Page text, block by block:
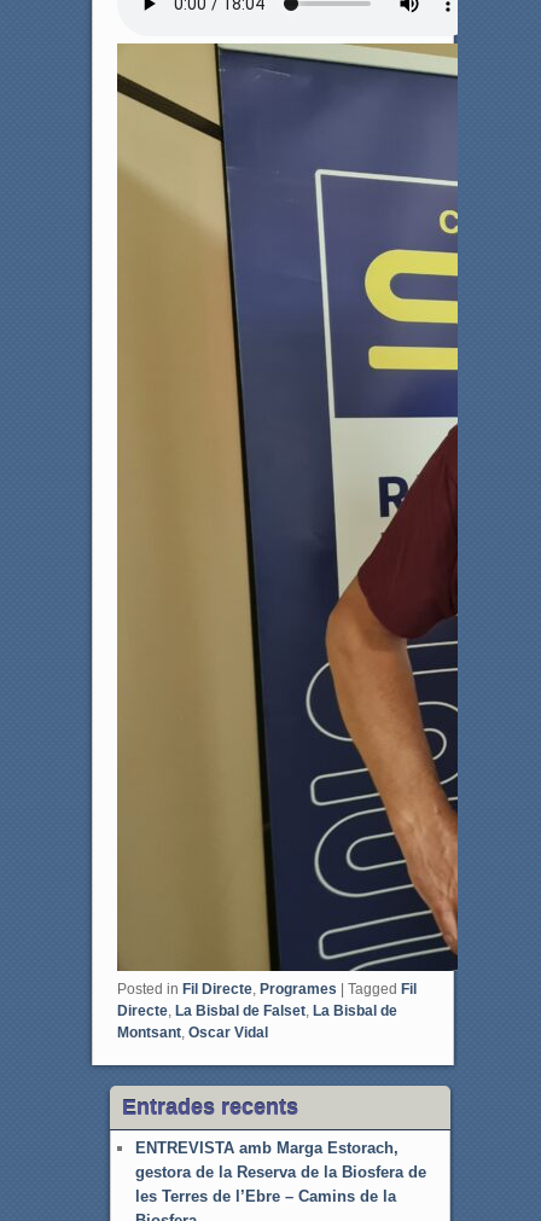
o
Posted in Fil Directe, Programes | Tagged Fil
Directe, La Bisbal de Falset, La Bisbal de
Montsant, Oscar Vidal
Entrades recents
ENTREVISTA amb Marga Estorach,
gestora de la Reserva de la Biosfera de
les Terres de l’Ebre – Camins de la